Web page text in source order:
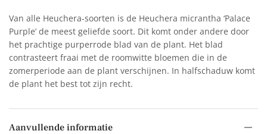
Van alle Heuchera-soorten is de Heuchera micrantha ‘Palace
Purple’ de meest geliefde soort. Dit komt onder andere door
het prachtige purperrode blad van de plant. Het blad
contrasteert fraai met de roomwitte bloemen die in de
zomerperiode aan de plant verschijnen. In halfschaduw komt
de plant het best tot zijn recht.
Aanvullende informatie